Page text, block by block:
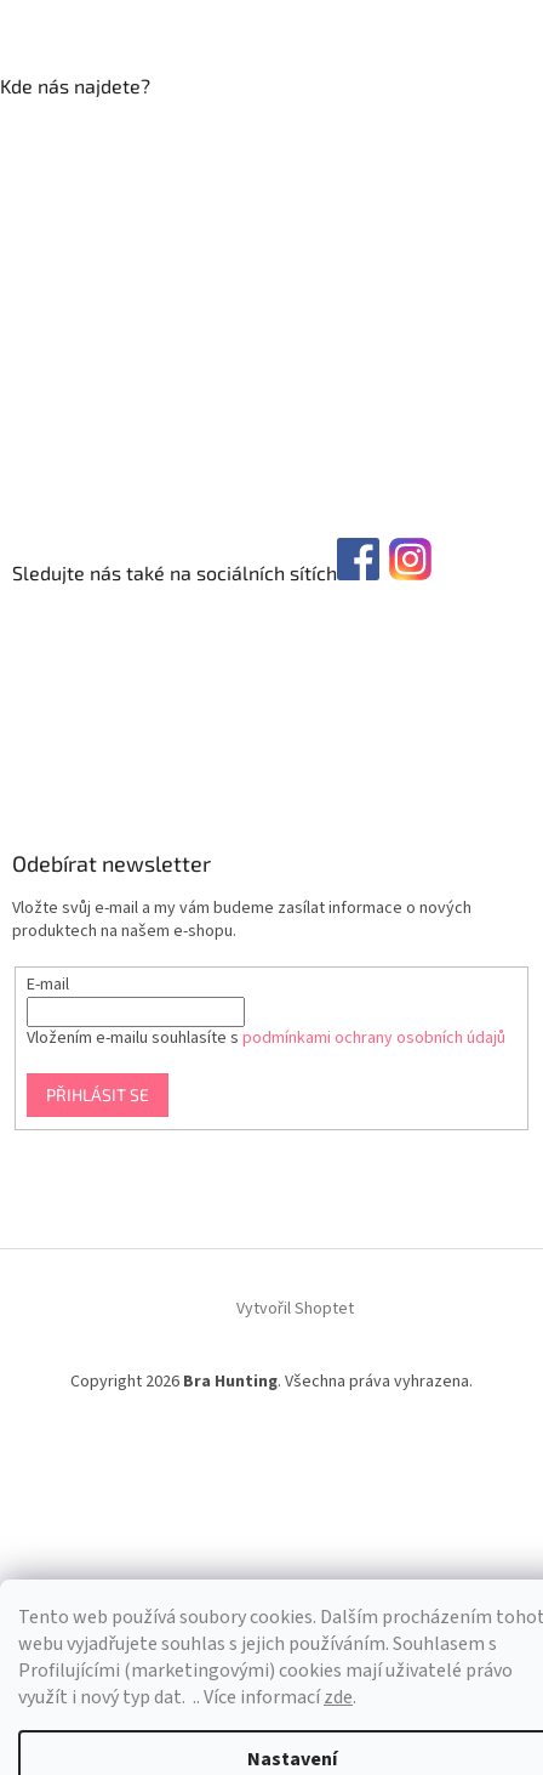
Tento web používá soubory cookies. Dalším procházením
webu vyjadřujete souhlas s jejich používáním. Souhlasem s
Profilujícími (marketingovými) cookies mají uživatelé právo
využít i nový typ dat. .. Více informacízde.
Nastavení
Kde nás najdete?
Sledujte nás také na sociálních sítích
Odebírat newsletter
Vložte svůj e-mail a my vám budeme zasílat informace o nových
produktech na našem e-shopu.
E-mail
Vložením e-mailu souhlasíte s podmínkami ochrany osobních údajů
PŘIHLÁSIT SE
Vytvořil Shoptet
Copyright 2026 Bra Hunting. Všechna práva vyhrazena.